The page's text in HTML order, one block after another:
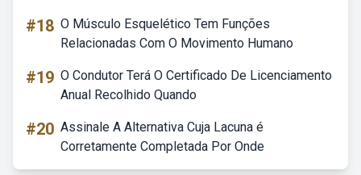
#18 O Músculo Esquelético Tem Funções
Relacionadas Com O Movimento Humano
#19 O Condutor Terá O Certificado De Licenciamento
Anual Recolhido Quando
#20 Assinale A Alternativa Cuja Lacuna é
Corretamente Completada Por Onde